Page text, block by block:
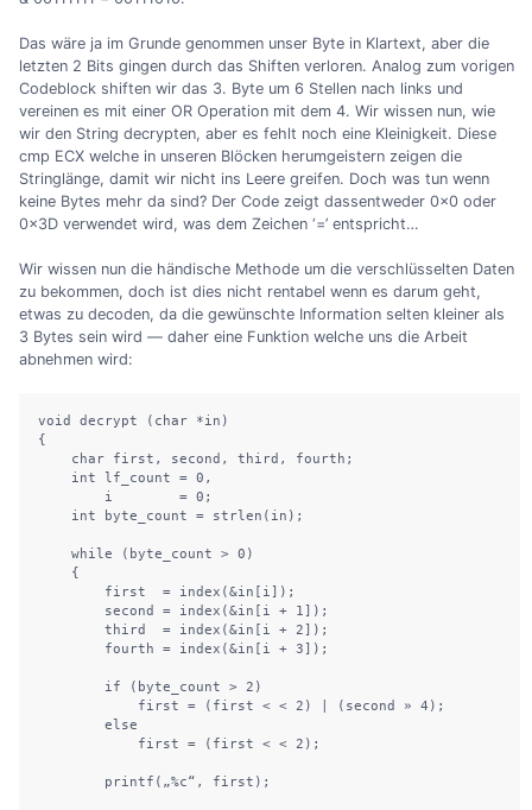
Das wäre ja im Grunde genommen unser Byte in Klartext, aber die
letzten 2 Bits gingen durch das Shiften verloren. Analog zum vorigen
Codeblock shiften wir das 3. Byte um 6 Stellen nach links und
vereinen es mit einer OR Operation mit dem 4. Wir wissen nun, wie
wir den String decrypten, aber es fehlt noch eine Kleinigkeit. Diese
cmp ECX welche in unseren Blöcken herumgeistern zeigen die
Stringlänge, damit wir nicht ins Leere greifen. Doch was tun wenn
keine Bytes mehr da sind? Der Code zeigt dassentweder 0x0 oder
0x3D verwendet wird, was dem Zeichen ‘=’ entspricht…
Wir wissen nun die händische Methode um die verschlüsselten Daten
zu bekommen, doch ist dies nicht rentabel wenn es darum geht,
etwas zu decoden, da die gewünschte Information selten kleiner als
3 Bytes sein wird — daher eine Funktion welche uns die Arbeit
abnehmen wird:
void decrypt (char *in)
{
    char first, second, third, fourth;
    int lf_count = 0,
        i        = 0;
    int byte_count = strlen(in);
    while (byte_count > 0)
    {
        first  = index(&in[i]);
        second = index(&in[i + 1]);
        third  = index(&in[i + 2]);
        fourth = index(&in[i + 3]);
        if (byte_count > 2)
            first = (first < < 2) | (second » 4);
        else
            first = (first < < 2);
        printf(„%c“, first);